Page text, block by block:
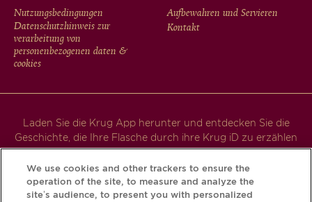
FOOTER
MENU
Nutzungsbedingungen
Datenschutzhinweis zur
verarbeitung von
personenbezogenen daten &
cookies
Aufbewahren und Servieren
Kontakt
Laden Sie die Krug App herunter und entdecken Sie die
Geschichte, die Ihre Flasche durch ihre Krug iD zu erzählen
hat.
We use cookies and other trackers to ensure the
operation of the site, to measure and analyze the
site’s audience, to present you with personalized